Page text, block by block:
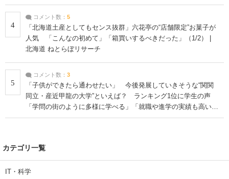
4
コメント数： 5
「北海道土産としてもセンス抜群」六花亭の“店舗限定”お菓子が
人気 「こんなの初めて」「箱買いするべきだった」（1/2） |
北海道 ねとらぼリサーチ
5
コメント数： 3
「子供ができたら通わせたい」 今後発展していきそうな“関関
同立・産近甲龍の大学”といえば？ ランキング1位に学生の声
「学問の街のように多様に学べる」「就職や進学の実績も高い」
| 大学 ねとらぼリサーチ
カテゴリ一覧
IT・科学